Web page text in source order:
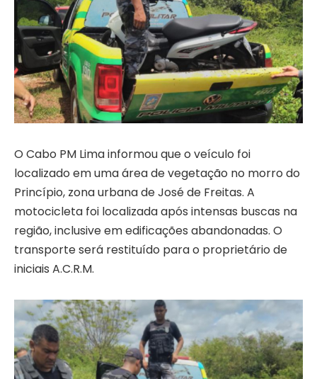
O Cabo PM Lima informou que o veículo foi
localizado em uma área de vegetação no morro do
Princípio, zona urbana de José de Freitas. A
motocicleta foi localizada após intensas buscas na
região, inclusive em edificações abandonadas. O
transporte será restituído para o proprietário de
iniciais A.C.R.M.